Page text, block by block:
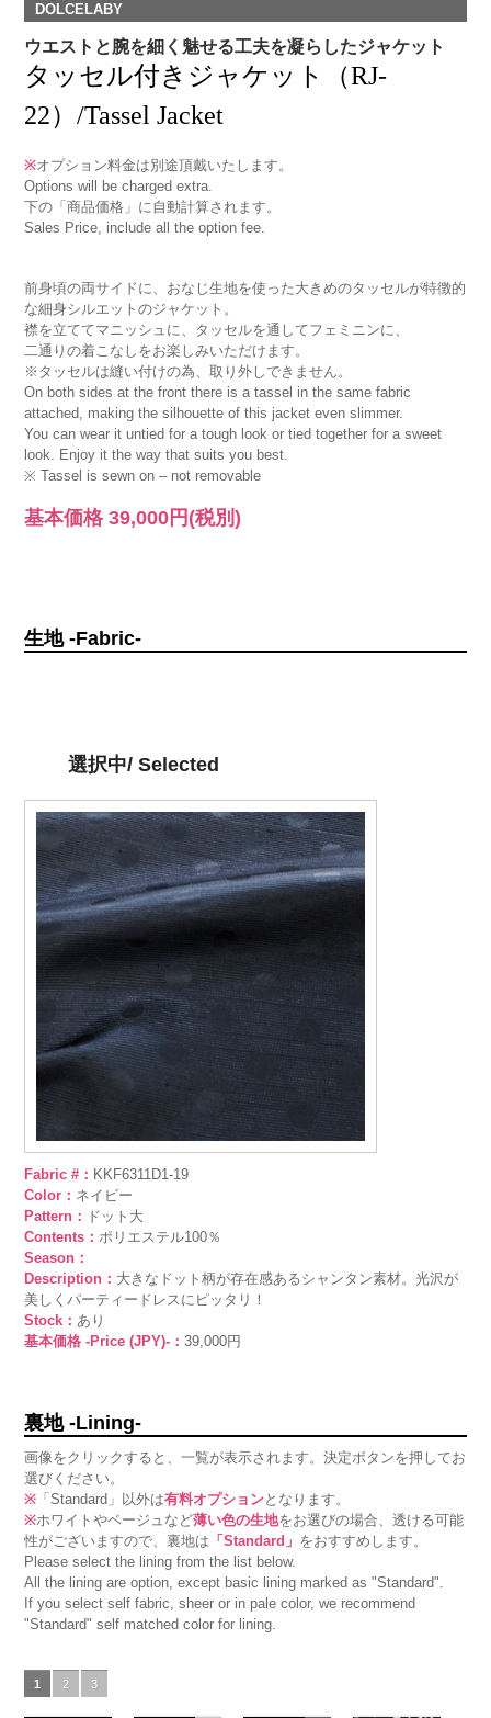
DOLCELABY
ウエストと腕を細く魅せる工夫を凝らしたジャケット
タッセル付きジャケット（RJ-
22）/Tassel Jacket
※オプション料金は別途頂戴いたします。
Options will be charged extra.
下の「商品価格」に自動計算されます。
Sales Price, include all the option fee.
前身頃の両サイドに、おなじ生地を使った大きめのタッセルが特徴的
な細身シルエットのジャケット。
襟を立ててマニッシュに、タッセルを通してフェミニンに、
二通りの着こなしをお楽しみいただけます。
※タッセルは縫い付けの為、取り外しできません。
On both sides at the front there is a tassel in the same fabric
attached, making the silhouette of this jacket even slimmer.
You can wear it untied for a tough look or tied together for a sweet
look. Enjoy it the way that suits you best.
※ Tassel is sewn on – not removable
基本価格39,000円 (税別)
生地 -Fabric-
選択中/ Selected
Fabric #： KKF6311D1-19
Color： ネイビー
Pattern： ドット大
Contents：ポリエステル100％
Season：
Description： 大きなドット柄が存在感あるシャンタン素材。光沢が
美しくパーティードレスにピッタリ！
Stock：あり
基本価格 -Price (JPY)-：39,000円
裏地 -Lining-
画像をクリックすると、一覧が表示されます。決定ボタンを押してお
選びください。
※ 「Standard」以外は有料オプションとなります。
※ホワイトやベージュなど薄い色の生地をお選びの場合、透ける可能
性がございますので、裏地は 「Standard」 をおすすめします。
Please select the lining from the list below.
All the lining are option, except basic lining marked as "Standard".
If you select self fabric, sheer or in pale color, we recommend
"Standard" self matched color for lining.
1 2 3